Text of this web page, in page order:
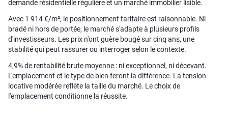
demande résidentielle régulière et un marché immobilier lisible.
Avec 1 914 €/m², le positionnement tarifaire est raisonnable. Ni
bradé ni hors de portée, le marché s'adapte à plusieurs profils
d'investisseurs. Les prix n'ont guère bougé sur cinq ans, une
stabilité qui peut rassurer ou interroger selon le contexte.
4,9% de rentabilité brute moyenne : ni exceptionnel, ni décevant.
L'emplacement et le type de bien feront la différence. La tension
locative modérée reflète la taille du marché. Le choix de
l'emplacement conditionne la réussite.